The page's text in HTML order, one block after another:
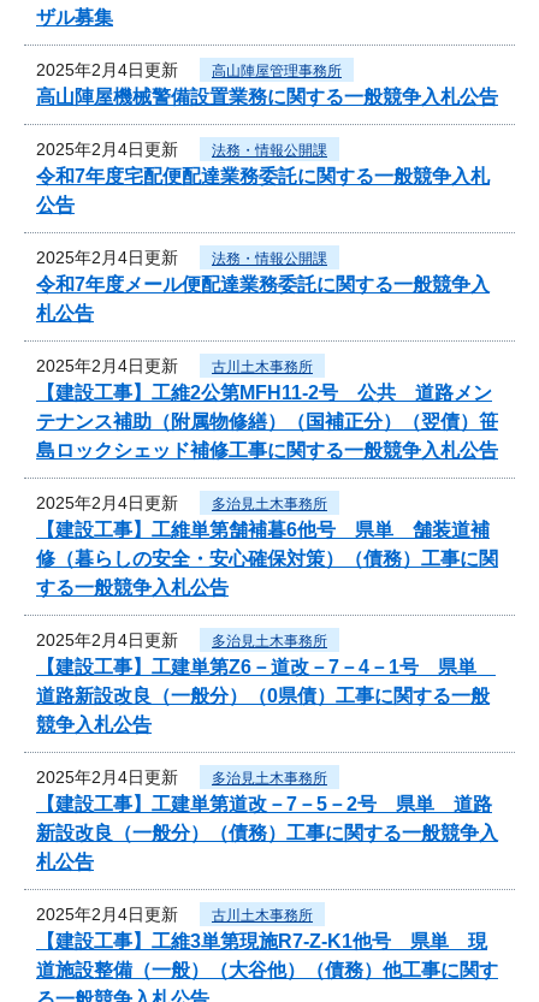
ザル募集
2025年2月4日更新 高山陣屋管理事務所
高山陣屋機械警備設置業務に関する一般競争入札公告
2025年2月4日更新 法務・情報公開課
令和7年度宅配便配達業務委託に関する一般競争入札
公告
2025年2月4日更新 法務・情報公開課
令和7年度メール便配達業務委託に関する一般競争入
札公告
2025年2月4日更新 古川土木事務所
【建設工事】工維2公第MFH11-2号 公共 道路メン
テナンス補助（附属物修繕）（国補正分）（翌債）笹
島ロックシェッド補修工事に関する一般競争入札公告
2025年2月4日更新 多治見土木事務所
【建設工事】工維単第舗補暮6他号 県単 舗装道補
修（暮らしの安全・安心確保対策）（債務）工事に関
する一般競争入札公告
2025年2月4日更新 多治見土木事務所
【建設工事】工建単第Z6－道改－7－4－1号 県単
道路新設改良（一般分）（0県債）工事に関する一般
競争入札公告
2025年2月4日更新 多治見土木事務所
【建設工事】工建単第道改－7－5－2号 県単 道路
新設改良（一般分）（債務）工事に関する一般競争入
札公告
2025年2月4日更新 古川土木事務所
【建設工事】工維3単第現施R7-Z-K1他号 県単 現
道施設整備（一般）（大谷他）（債務）他工事に関す